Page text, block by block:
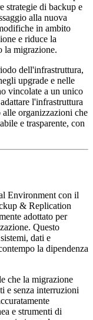
strategie di backup e
alla nuova
in ambito
e riduce la
la migrazione.
dell'infrastruttura,
upgrade e nelle
vincolate a un unico
l'infrastruttura
alle organizzazioni che
e trasparente, con
Environment con il
& Replication
adottato per
Questo
dati e
la dipendenza
che la migrazione
e senza interruzioni
e strumenti di